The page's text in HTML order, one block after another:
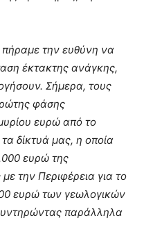
την ευθύνη να
έκτακτης ανάγκης,
Σήμερα, τους
φάσης
ευρώ από το
δίκτυά μας, η οποία
ευρώ της
την Περιφέρεια για το
ευρώ των γεωλογικών
παράλληλα